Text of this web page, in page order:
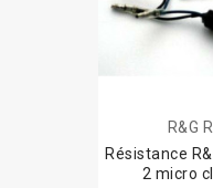
R&G
Résistance
2 micro